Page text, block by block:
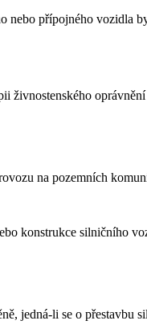
nebo přípojného vozidla
živnostenského
na pozemních
konstrukce silničního
jedná-li se o přestavbu